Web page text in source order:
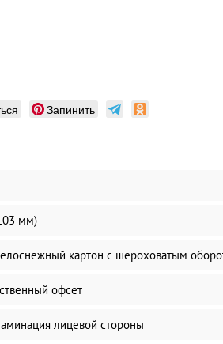
Запинить
мм)
картон с шероховатым
офсет
лицевой стороны